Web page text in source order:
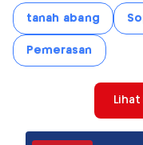
tanah abang
Pemerasan